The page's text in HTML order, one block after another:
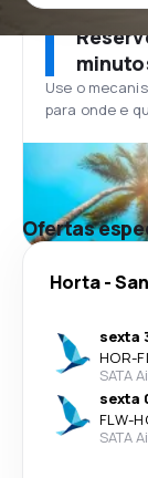
Use o
para onde e
Ofertas
Horta-
sexta
HOR-
SATA
sexta
FLW-
SATA